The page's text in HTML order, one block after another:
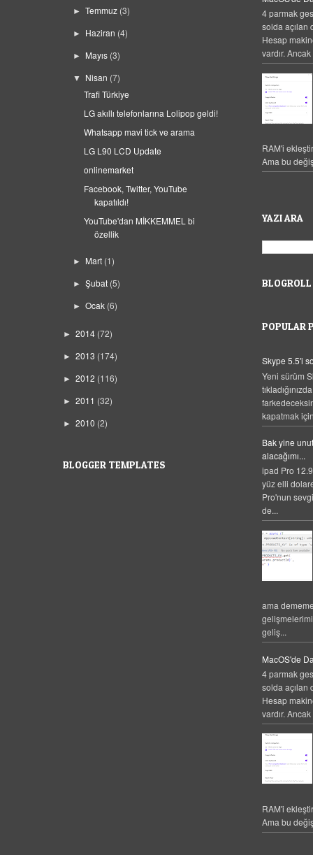
►Temmuz (3)
► Haziran (4)
► Mayıs (3)
▼ Nisan (7)
Trafi Türkiye
LG akıllı telefonlarına Lolipop geldi!
Whatsapp mavi tick ve arama
LG L90 LCD Update
onlinemarket
Facebook, Twitter, YouTube
kapatıldı!
YouTube'dan MİKKEMMEL bi
özellik
► Mart (1)
►Şubat (5)
►Ocak (6)
► 2014 (72)
► 2013 (174)
► 2012 (116)
► 2011 (32)
► 2010 (2)
BLOGGER TEMPLATES
4 parmak
solda açılan
Hesap
vardır.
RAM'i
Ama bu
YAZI ARA
BLOGROLL
POPULAR
Skype 5.5'i
Yeni sürüm
kapatmak
Bak yine
alacağımı...
ipad Pro
yüz elli
Pro'nun
de...
ama
geliş...
MacOS'de
4 parmak
solda açılan
Hesap
vardır.
RAM'i
Ama bu